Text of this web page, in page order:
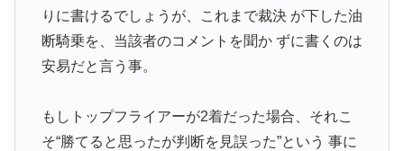
りに書けるでしょうが、これまで裁決 が下した油
断騎乗を、当該者のコメントを聞か ずに書くのは
安易だと言う事。
もしトップフライアーが2着だった場合、それこ
そ“勝てると思ったが判断を見誤った”という 事に